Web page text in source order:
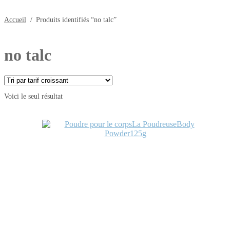
Accueil / Produits identifiés “no talc”
no talc
Voici le seul résultat